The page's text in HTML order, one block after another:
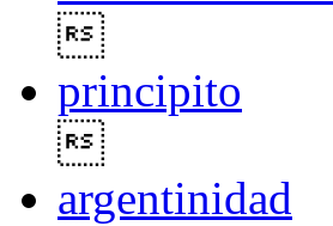
principito
argentinidad